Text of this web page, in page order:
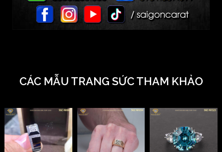
CÁC MẪU TRANG SỨC THAM KHẢO